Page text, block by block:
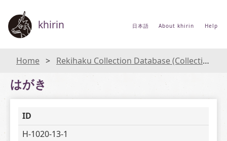
khirin 日本語 About khirin Help
Home Rekihaku Collection Database (Collections Database of the National Museum of Japanese History)
はがき
ID
H-1020-13-1